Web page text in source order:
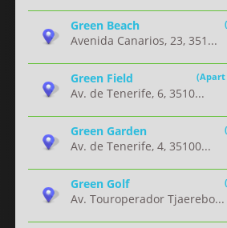
Green Beach
Avenida Canarios, 23, 351...
Green Field (Apart
Av. de Tenerife, 6, 3510...
Green Garden
Av. de Tenerife, 4, 35100...
Green Golf
Av. Touroperador Tjaerebo...